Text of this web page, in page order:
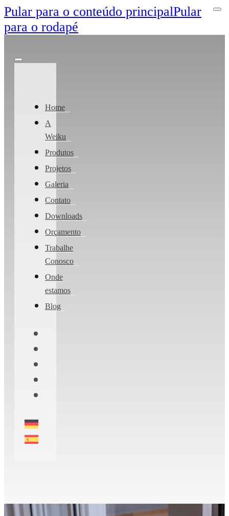
Pular para o conteúdo principalPular
para o rodapé
Home
A
Weiku
Produtos
Projetos
Galeria
Contato
Downloads
Orçamento
Trabalhe
Conosco
Onde
estamos
Blog